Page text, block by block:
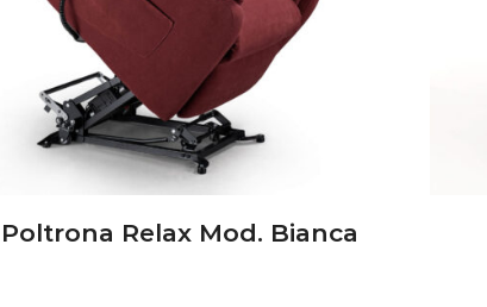
Poltrona Relax Mod. Bianca